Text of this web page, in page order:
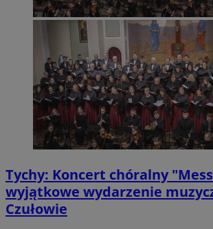
Tychy: Koncert chóralny
wyjątkowe wydarzenie
Czułowie